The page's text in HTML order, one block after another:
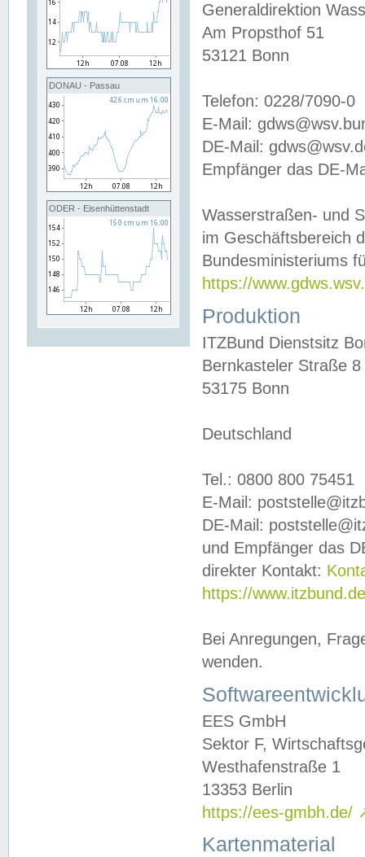
DONAU - Passau
ODER - Eisenhüttenstadt
Generaldirektion
Am Propsthof 51
53121 Bonn
Telefon: 0228/7090-0
E-Mail:
DE-Mail:
Empfänger das DE-
Wasserstraßen- und
im Geschäftsbereich
Bundesministeriums
https://
Produktion
ITZBund Dienstsitz
Bernkasteler Straße 8
53175 Bonn
Deutschland
Tel.: 0800 800 75451
E-Mail:
DE-Mail:
und Empfänger das
direkter Kontakt:
https://
Bei Anregungen,
wenden.
EES GmbH
Sektor F,
Westhafenstraße 1
13353 Berlin
https://ees-gmbh.de/
Kartenmaterial